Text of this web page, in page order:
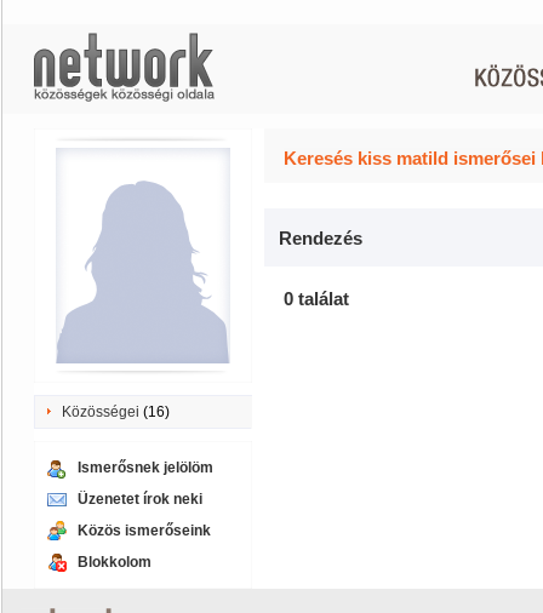
Közösségei (16)
Ismerősnek jelölöm
Üzenetet írok neki
Közös ismerőseink
Blokkolom
Keresés kiss matild ismerősei
Rendezés
0 találat